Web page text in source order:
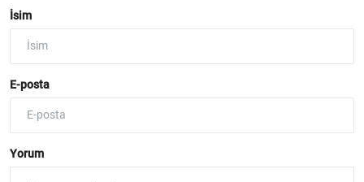
İsim
E-posta
Yorum